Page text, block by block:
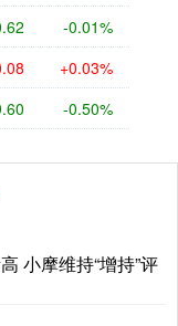
-0.01%
+0.03%
-0.50%
小摩维持“增持”评